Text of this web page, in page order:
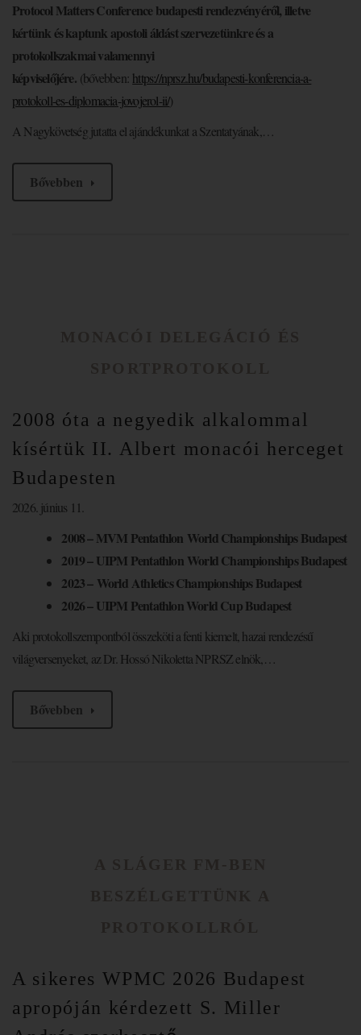
Protocol Matters Conference budapesti rendezvényéről, illetve
kértünk és kaptunk apostoli áldást szervezetünkre és a
protokollszakmai valamennyi
képviselőjére. (bővebben: https://nprsz.hu/budapesti-konferencia-a-
protokoll-es-diplomacia-jovojerol-ii/)
A Nagykövetség jutatta el ajándékunkat a Szentatyának,…
Bővebben
2008 óta a negyedik alkalommal
kísértük II. Albert monacói herceget
Budapesten
2026. június 11.
2008 – MVM Pentathlon World Championships Budapest
2019 – UIPM Pentathlon World Championships Budapest
2023 – World Athletics Championships Budapest
2026 – UIPM Pentathlon World Cup Budapest
Aki protokollszempontból összeköti a fenti kiemelt, hazai rendezésű
világversenyeket, az Dr. Hossó Nikoletta NPRSZ elnök,…
Bővebben
A sikeres WPMC 2026 Budapest
apropóján kérdezett S. Miller